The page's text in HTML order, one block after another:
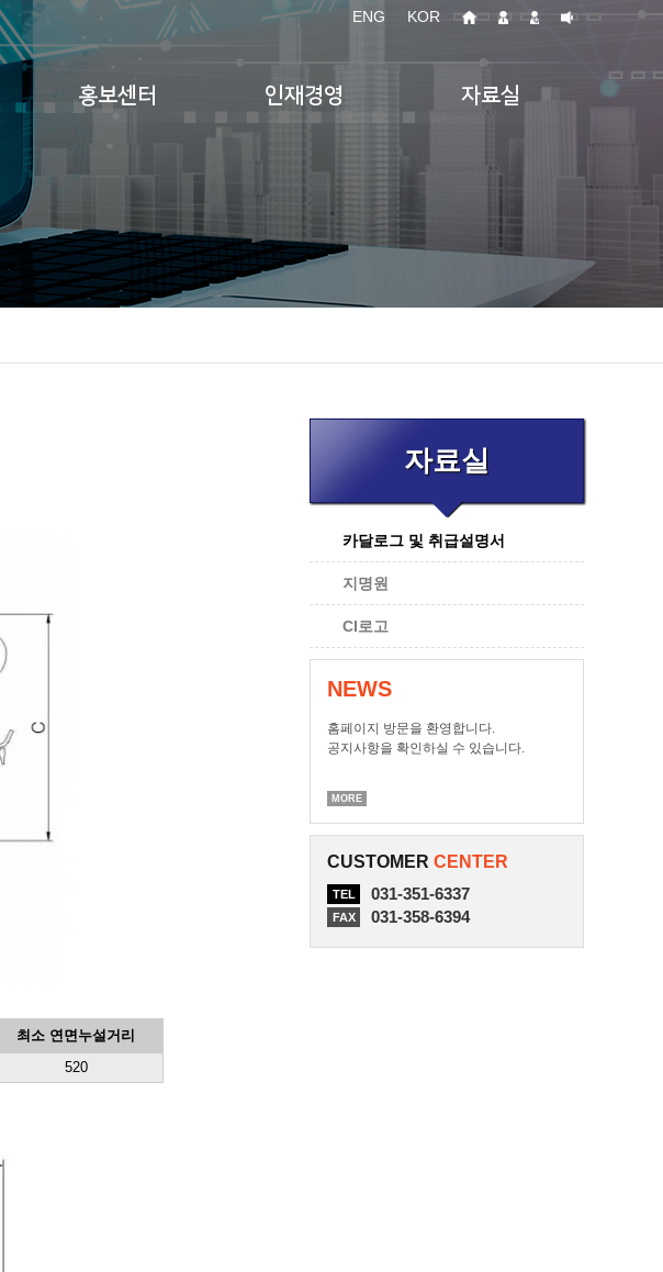
KOR
ENG
홍보센터 인재경영 자료실
자료실
카달로그 및 취급설명서
지명원
CI로고
NEWS
홈페이지 방문을 환영합니다.
공지사항을 확인하실 수 있습니다.
MORE
CUSTOMER CENTER
TEL 031-351-6337
FAX 031-358-6394
최소 연면누설거리
520